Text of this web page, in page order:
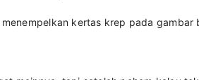
kertas krep pada gambar